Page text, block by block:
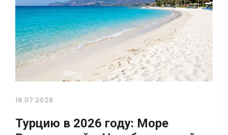
18.07.2026
Турцию в 2026 году: Море